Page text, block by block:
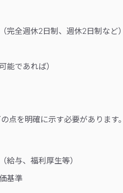
完全週休2日制、週休2日制など）
能であれば）
点を明確に示す必要があります。
給与、福利厚生等）
基準